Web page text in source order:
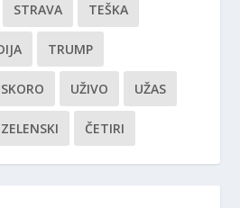
STRAVA TEŠKA
TRUMP
UŽIVO UŽAS
ZELENSKI ČETIRI